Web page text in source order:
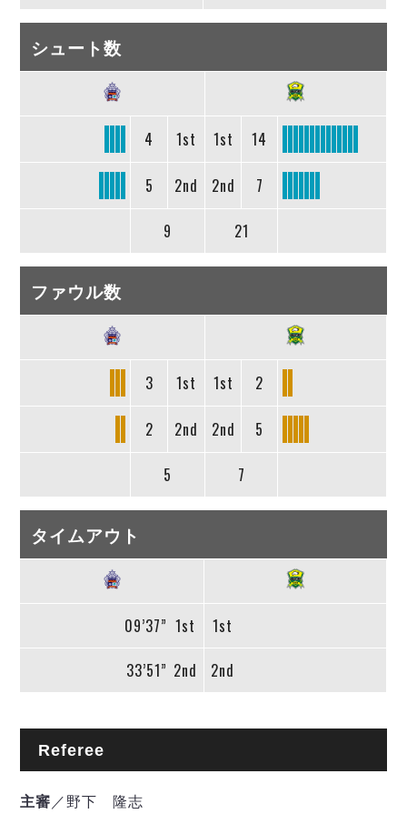
シュート数
4 1st 1st 14
5 2nd 2nd 7
9 21
ファウル数
3 1st 1st 2
2 2nd 2nd 5
5 7
タイムアウト
09’37” 1st 1st
33’51” 2nd 2nd
Referee
主審 ／野下 隆志